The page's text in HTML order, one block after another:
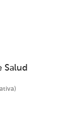
Salud